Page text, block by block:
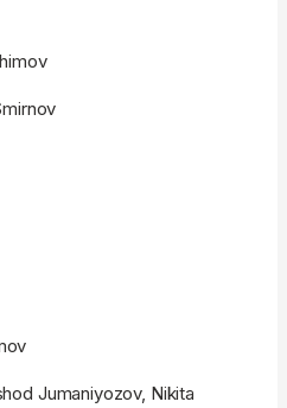
Jumaniyozov, Nikita